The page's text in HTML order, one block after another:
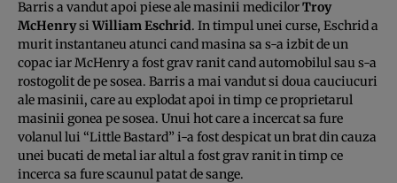
Barris a vandut apoi piese ale masinii medicilorTroy
McHenrysi William Eschrid. In timpul unei curse, Eschrid a
murit instantaneu atunci cand masina sa s-a izbit de un
copac iar McHenry a fost grav ranit cand automobilul sau s-a
rostogolit de pe sosea. Barris a mai vandut si doua cauciucuri
ale masinii, care au explodat apoi in timp ce proprietarul
masinii gonea pe sosea. Unui hot care a incercat sa fure
volanul lui “Little Bastard” i-a fost despicat un brat din cauza
unei bucati de metal iar altul a fost grav ranit in timp ce
incerca sa fure scaunul patat de sange.